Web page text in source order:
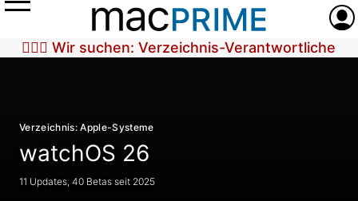
Menü
🕵🏼‍♀️ Wir suchen: Verzeichnis-Verantwortliche
Verzeichnis: Apple-Systeme
watchOS 26
11 Updates, 40 Betas seit 2025